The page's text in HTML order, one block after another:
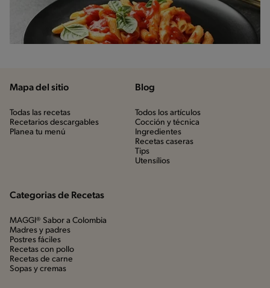
Mapa del sitio
Todas las recetas
Recetarios descargables
Planea tu menú
Blog
Todos los artículos
Cocción y técnica
Ingredientes
Recetas caseras
Tips
Utensílios
Categorias de Recetas
MAGGI® Sabor a Colombia
Madres y padres
Postres fáciles
Recetas con pollo
Recetas de carne
Sopas y cremas